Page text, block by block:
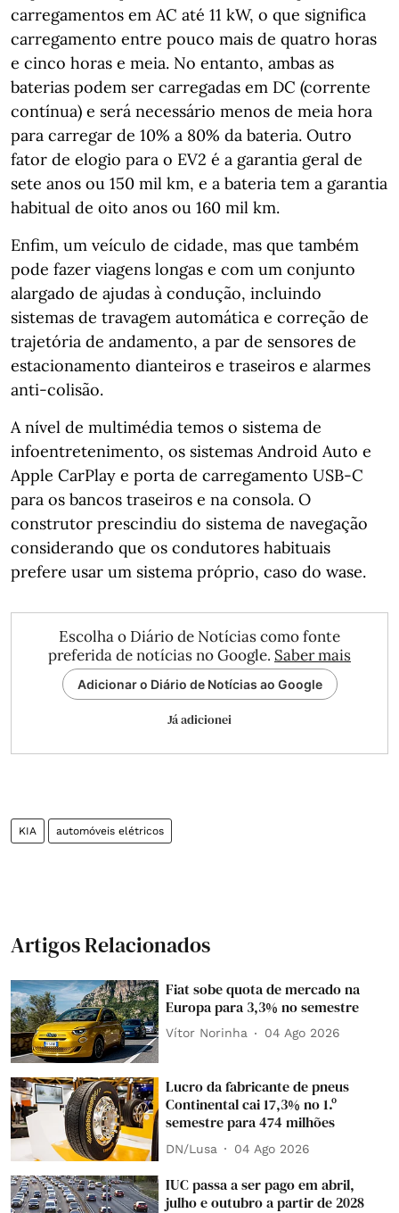
carregamentos em AC até 11 kW, o que significa
carregamento entre pouco mais de quatro horas
e cinco horas e meia. No entanto, ambas as
baterias podem ser carregadas em DC (corrente
contínua) e será necessário menos de meia hora
para carregar de 10% a 80% da bateria. Outro
fator de elogio para o EV2 é a garantia geral de
sete anos ou 150 mil km, e a bateria tem a garantia
habitual de oito anos ou 160 mil km.
Enfim, um veículo de cidade, mas que também
pode fazer viagens longas e com um conjunto
alargado de ajudas à condução, incluindo
sistemas de travagem automática e correção de
trajetória de andamento, a par de sensores de
estacionamento dianteiros e traseiros e alarmes
anti-colisão.
A nível de multimédia temos o sistema de
infoentretenimento, os sistemas Android Auto e
Apple CarPlay e porta de carregamento USB-C
para os bancos traseiros e na consola. O
construtor prescindiu do sistema de navegação
considerando que os condutores habituais
prefere usar um sistema próprio, caso do wase.
Escolha o Diário de Notícias como fonte
preferida de notícias no Google. Saber mais
Adicionar o Diário de Notícias ao Google
Já adicionei
KIA automóveis elétricos
Artigos Relacionados
Fiat sobe quota de mercado na
Europa para 3,3% no semestre
Vítor Norinha 04 Ago 2026
Lucro da fabricante de pneus
Continental cai 17,3% no 1.º
semestre para 474 milhões
DN/Lusa 04 Ago 2026
IUC passa a ser pago em abril,
julho e outubro a partir de 2028